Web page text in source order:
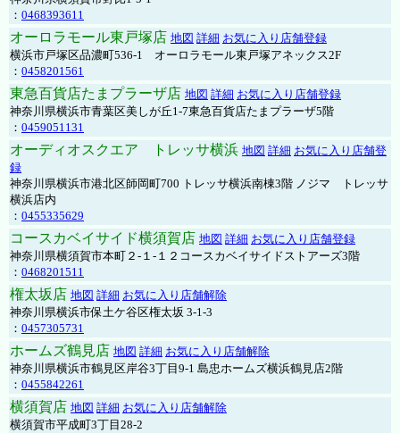
： 0468393611
オーロラモール東戸塚店 地図 詳細 お気に入り店舗登録
横浜市戸塚区品濃町536-1 オーロラモール東戸塚アネックス2F
： 0458201561
東急百貨店たまプラーザ店 地図 詳細 お気に入り店舗登録
神奈川県横浜市青葉区美しが丘1-7東急百貨店たまプラーザ5階
： 0459051131
オーディオスクエア トレッサ横浜 地図 詳細 お気に入り店舗登
録
神奈川県横浜市港北区師岡町700 トレッサ横浜南棟3階 ノジマ トレッサ
横浜店内
： 0455335629
コースカベイサイド横須賀店 地図 詳細 お気に入り店舗登録
神奈川県横須賀市本町２-１-１２コースカベイサイドストアーズ3階
： 0468201511
権太坂店 地図 詳細 お気に入り店舗解除
神奈川県横浜市保土ケ谷区権太坂 3-1-3
： 0457305731
ホームズ鶴見店 地図 詳細 お気に入り店舗解除
神奈川県横浜市鶴見区岸谷3丁目9-1 島忠ホームズ横浜鶴見店2階
： 0455842261
横須賀店 地図 詳細 お気に入り店舗解除
横須賀市平成町3丁目28-2